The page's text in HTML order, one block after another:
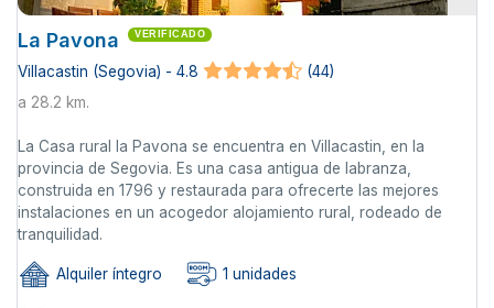
La Pavona VERIFICADO
Villacastin (Segovia) - 4.8
(44)
a 28.2 km.
La Casa rural la Pavona se encuentra en Villacastin, en la
provincia de Segovia. Es una casa antigua de labranza,
construida en 1796 y restaurada para ofrecerte las mejores
instalaciones en un acogedor alojamiento rural, rodeado de
tranquilidad.
Alquiler íntegro 1 unidades